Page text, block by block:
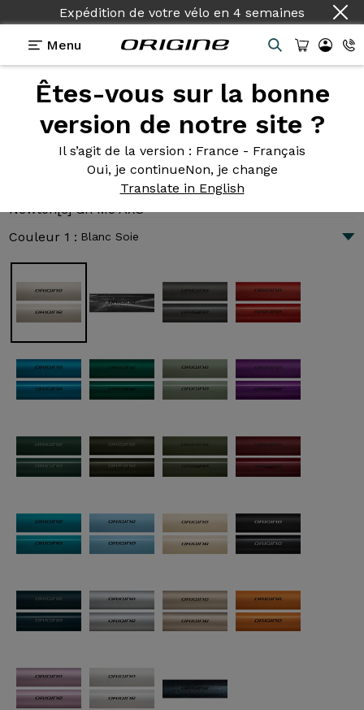
Expédition de votre vélo en 4 semaines
Menu
Êtes-vous sur la bonne
version de notre site ?
Il s’agit de la version : France - Français
Oui, je continueNon, je change
Translate in English
Présentation
Newton[e] GR M5 AXS
Newton[e] GR M5 AXS
Couleur 1 : Blanc Soie